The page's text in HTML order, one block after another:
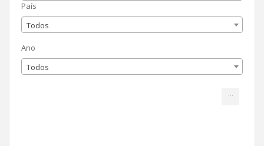
País
Todos
Ano
Todos
...